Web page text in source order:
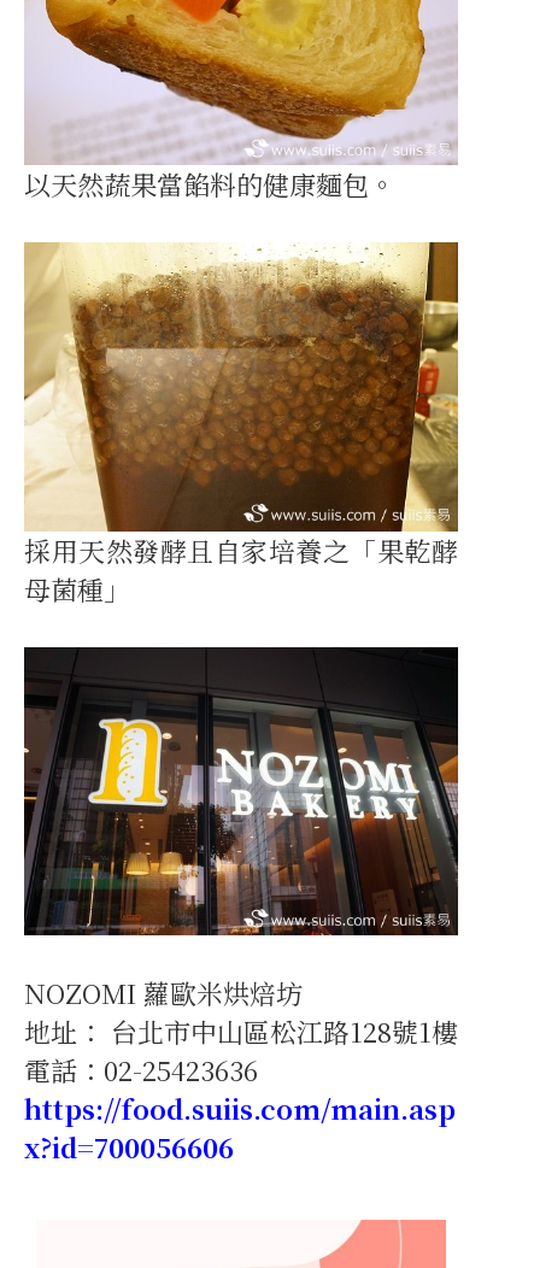
以天然蔬果當餡料的健康麵包。
採用天然發酵且自家培養之「果乾酵
母菌種」
NOZOMI 蘿歐米烘焙坊
地址： 台北市中山區松江路128號1樓
電話：02-25423636
https://food.suiis.com/main.asp
x?id=700056606